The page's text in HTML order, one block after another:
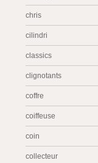
chris
cilindri
classics
clignotants
coffre
coiffeuse
coin
collecteur